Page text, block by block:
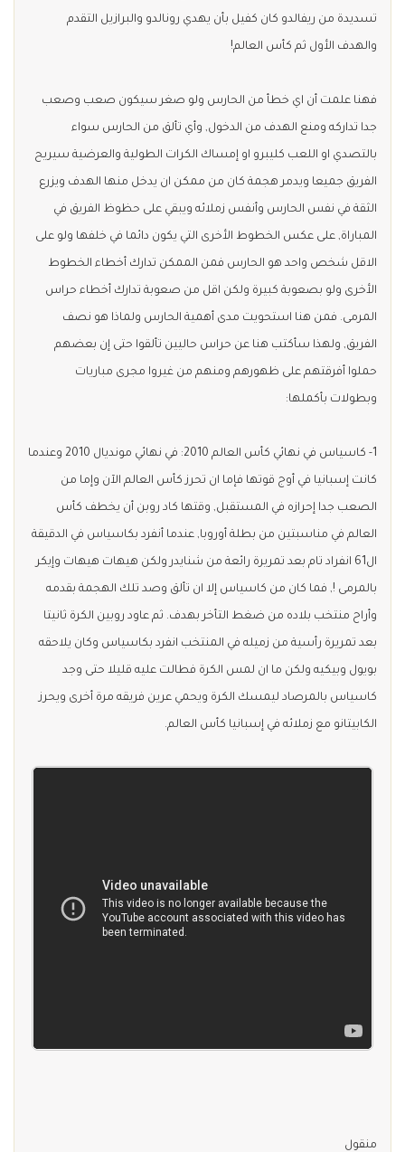
تسديدة من ريفالدو كان كفيل بأن يهدي رونالدو والبرازيل التقدم
والهدف الأول ثم كأس العالم!
فهنا علمت أن اي خطأ من الحارس ولو صغر سيكون صعب وصعب
جدا تداركه ومنع الهدف من الدخول, وأي تألق من الحارس سواء
بالتصدي او اللعب كليبرو او إمساك الكرات الطولية والعرضية سيريح
الفريق جميعا ويدمر هجمة كان من ممكن ان يدخل منها الهدف ويزرع
الثقة في نفس الحارس وأنفس زملائه ويبقي على حظوظ الفريق في
المباراة, على عكس الخطوط الأخرى التي يكون دائما في خلفها ولو على
الاقل شخص واحد هو الحارس فمن الممكن تدارك أخطاء الخطوط
الأخرى ولو بصعوبة كبيرة ولكن اقل من صعوبة تدارك أخطاء حراس
المرمى. فمن هنا استحويت مدى أهمية الحارس ولماذا هو نصف
الفريق, ولهذا سأكتب هنا عن حراس حاليين تألقوا حتى إن بعضهم
حملوا أفرقتهم على ظهورهم ومنهم من غيروا مجرى مباريات
وبطولات بأكملها:
1- كاسياس في نهائي كأس العالم 2010: في نهائي مونديال 2010 وعندما
كانت إسبانيا في أوج قوتها فإما ان تحرز كأس العالم الآن وإما من
الصعب جدا إحرازه في المستقبل, وقتها كاد روبن أن يخطف كأس
العالم في مناسبتين من بطلة أوروبا, عندما أنفرد بكاسياس في الدقيقة
ال61 انفراد تام بعد تمريرة رائعة من شنايدر ولكن هيهات هيهات وإيكر
بالمرمى !, فما كان من كاسياس إلا ان تألق وصد تلك الهجمة بقدمه
وأراح منتخب بلاده من ضغط التأخر بهدف. ثم عاود روبين الكرة ثانيتا
بعد تمريرة رأسية من زميله في المنتخب انفرد بكاسياس وكان يلاحقه
بويول وبيكيه ولكن ما ان لمس الكرة فطالت عليه قليلا حتى وجد
كاسياس بالمرصاد ليمسك الكرة ويحمي عرين فريقه مرة أخرى ويحرز
الكابيتانو مع زملائه في إسبانيا كأس العالم.
منقول